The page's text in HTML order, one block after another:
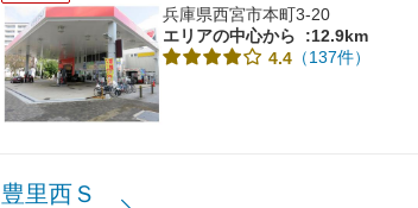
兵庫県西宮市本町3-20
エリアの中心から
:12.9km
4.4 （137件）
豊里西Ｓ